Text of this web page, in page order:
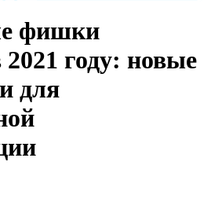
фишки
году: новые
для